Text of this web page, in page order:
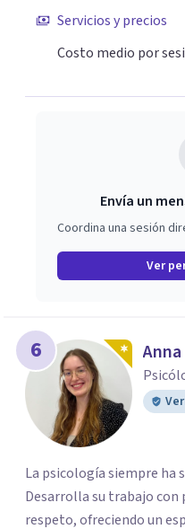
Servicios y precios
Costo medio por
Envía un
Coordina una sesión
Ver
6
La psicología siempre ha
Desarrolla su trabajo con
respeto, ofreciendo un